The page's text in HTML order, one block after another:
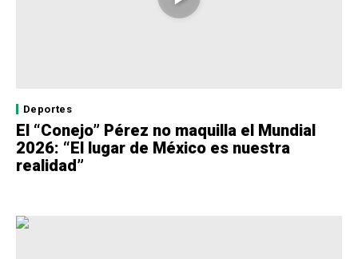
Deportes
El “Conejo” Pérez no maquilla el Mundial
2026: “El lugar de México es nuestra
realidad”